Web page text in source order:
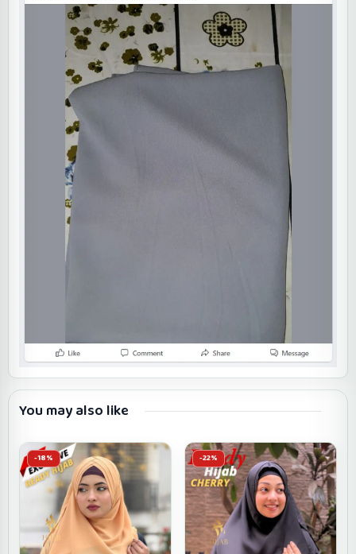
You may also like
-18% -22%